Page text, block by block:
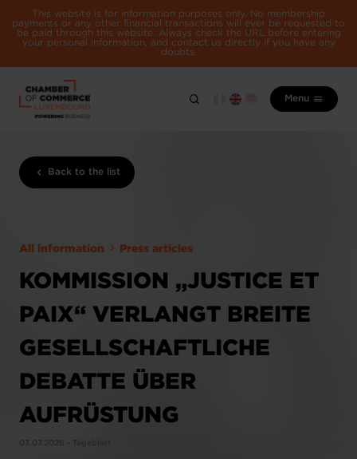
This website is for information purposes only. No membership
payments or any other financial transactions will ever be requested to
be paid through this website. Always check the URL before entering
your personal information, and contact us directly if you have any
doubts.
Menu
Back to the list
All information Press articles
KOMMISSION „JUSTICE ET
PAIX“ VERLANGT BREITE
GESELLSCHAFTLICHE
DEBATTE ÜBER
AUFRÜSTUNG